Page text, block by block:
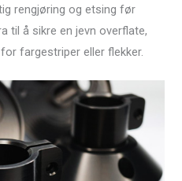
rengjøring og etsing før
til å sikre en jevn overflate,
fargestriper eller flekker.